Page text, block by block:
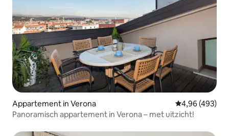
Appartement in Verona Gemiddelde
4,96 (493)
Panoramisch appartement in Verona – met uitzicht!